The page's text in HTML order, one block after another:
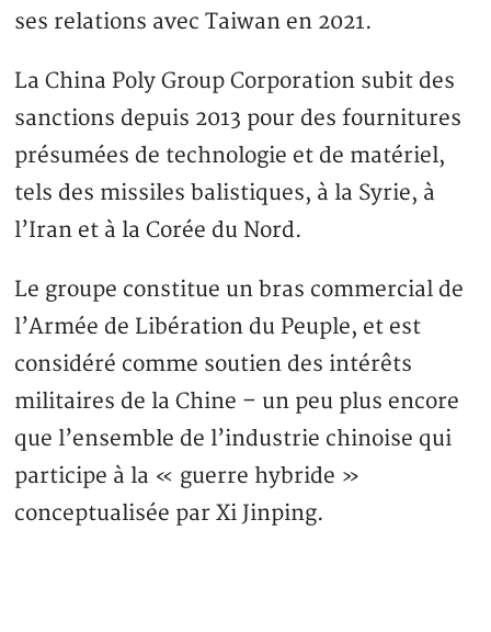
ses relations avec Taiwan en 2021.
La China Poly Group Corporation subit des
sanctions depuis 2013 pour des fournitures
présumées de technologie et de matériel,
tels des missiles balistiques, à la Syrie, à
l’Iran et à la Corée du Nord.
Le groupe constitue un bras commercial de
l’Armée de Libération du Peuple, et est
considéré comme soutien des intérêts
militaires de la Chine – un peu plus encore
que l’ensemble de l’industrie chinoise qui
participe à la « guerre hybride »
conceptualisée par Xi Jinping.